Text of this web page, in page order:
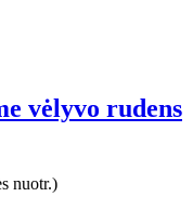
vėlyvo rudens